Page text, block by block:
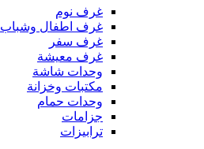
غرف نوم
غرف اطفال وشباب
غرف سفر
غرف معيشة
وحدات شاشة
مكتبات وخزانة
وحدات حمام
جزامات
ترابيزات